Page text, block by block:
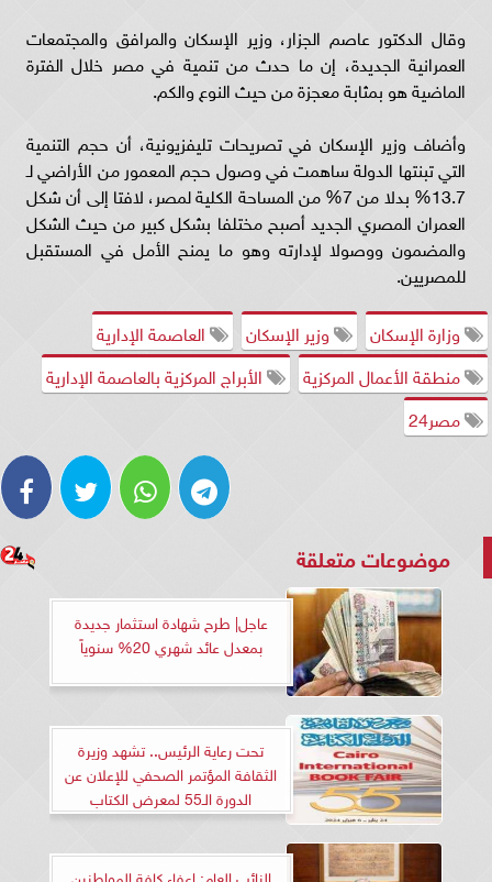
وقال الدكتور عاصم الجزار، وزير الإسكان والمرافق والمجتمعات
العمرانية الجديدة، إن ما حدث من تنمية في مصر خلال الفترة
الماضية هو بمثابة معجزة من حيث النوع والكم.
وأضاف وزير الإسكان في تصريحات تليفزيونية، أن حجم التنمية
التي تبنتها الدولة ساهمت في وصول حجم المعمور من الأراضي لـ
13.7% بدلا من 7% من المساحة الكلية لمصر، لافتا إلى أن شكل
العمران المصري الجديد أصبح مختلفا بشكل كبير من حيث الشكل
والمضمون ووصولا لإدارته وهو ما يمنح الأمل في المستقبل
للمصريين.
وزارة الإسكان
وزير الإسكان
العاصمة الإدارية
منطقة الأعمال المركزية
الأبراج المركزية بالعاصمة الإدارية
مصر24
موضوعات متعلقة
عاجل| طرح شهادة استثمار جديدة
بمعدل عائد شهري 20% سنوياً
تحت رعاية الرئيس.. تشهد وزيرة
الثقافة المؤتمر الصحفي للإعلان عن
الدورة الـ55 لمعرض الكتاب
النائب العام: إعفاء كافة المواطنين